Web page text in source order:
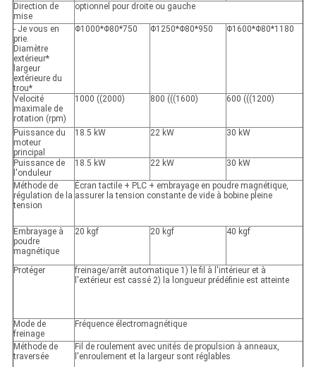
Direction de
mise
optionnel pour droite ou gauche
- Je vous en
prie.
Diamètre
extérieur*
largeur
extérieure du
trou*
Φ1000*Φ80*750 Φ1250*Φ80*950 Φ1600*Φ80*1180
Velocité
maximale de
rotation (rpm)
1000 ((2000) 800 (((1600) 600 (((1200)
Puissance du
moteur
principal
18.5 kW 22 kW 30 kW
Puissance de
l'onduleur
18.5 kW 22 kW 30 kW
Méthode de
régulation de la
tension
Écran tactile + PLC + embrayage en poudre magnétique,
assurer la tension constante de vide à bobine pleine
Embrayage à
poudre
magnétique
20 kgf 20 kgf 40 kgf
Protéger
freinage/arrêt automatique 1) le fil à l'intérieur et à
l'extérieur est cassé 2) la longueur prédéfinie est atteinte
Mode de
freinage
Fréquence électromagnétique
Méthode de
traversée
Fil de roulement avec unités de propulsion à anneaux,
l'enroulement et la largeur sont réglables